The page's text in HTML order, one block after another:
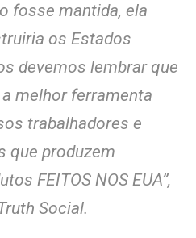
fosse mantida, ela
os Estados
devemos lembrar que
a melhor ferramenta
trabalhadores e
que produzem
FEITOS NOS EUA”,
Social.